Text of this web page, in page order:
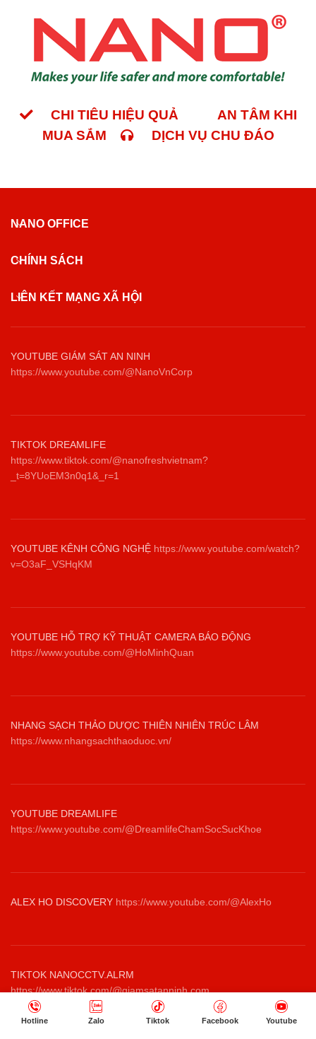
CHI TIÊU HIỆU QUẢ
AN TÂM KHI
MUA SẮM
DỊCH VỤ CHU ĐÁO
NANO OFFICE
CHÍNH SÁCH
LIÊN KẾT MẠNG XÃ HỘI
YOUTUBE GIÁM SÁT AN NINH
https://www.youtube.com/@NanoVnCorp
TIKTOK DREAMLIFE
https://www.tiktok.com/@nanofreshvietnam?
_t=8YUoEM3n0q1&_r=1
YOUTUBE KÊNH CÔNG NGHỆ https://www.youtube.com/watch?
v=O3aF_VSHqKM
YOUTUBE HỖ TRỢ KỸ THUẬT CAMERA BÁO ĐỘNG
https://www.youtube.com/@HoMinhQuan
NHANG SẠCH THẢO DƯỢC THIÊN NHIÊN TRÚC LÂM
https://www.nhangsachthaoduoc.vn/
YOUTUBE DREAMLIFE
https://www.youtube.com/@DreamlifeChamSocSucKhoe
ALEX HO DISCOVERY https://www.youtube.com/@AlexHo
TIKTOK NANOCCTV.ALRM
https://www.tiktok.com/@giamsatanninh.com
Hotline Zalo Tiktok Facebook Youtube